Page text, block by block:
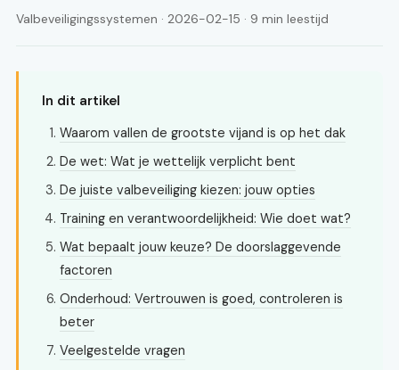
Valbeveiligingssystemen · 2026-02-15 · 9 min leestijd
In dit artikel
Waarom vallen de grootste vijand is op het dak
De wet: Wat je wettelijk verplicht bent
De juiste valbeveiliging kiezen: jouw opties
Training en verantwoordelijkheid: Wie doet wat?
Wat bepaalt jouw keuze? De doorslaggevende
factoren
Onderhoud: Vertrouwen is goed, controleren is
beter
Veelgestelde vragen